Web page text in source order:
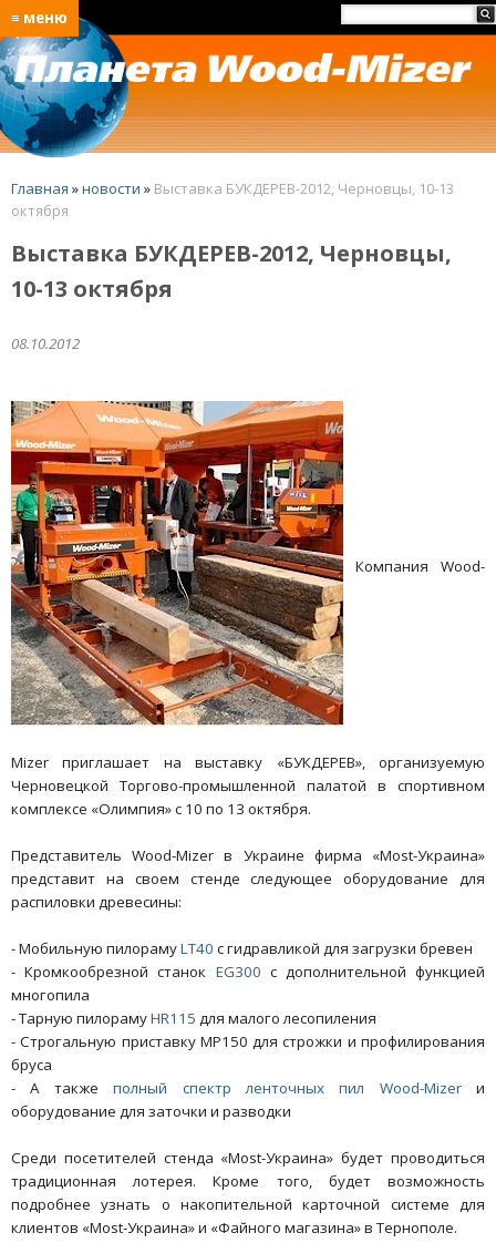
≡ меню
Главная »новости » Выставка БУКДЕРЕВ-2012, Черновцы, 10-13
октября
Выставка БУКДЕРЕВ-2012, Черновцы,
10-13 октября
08.10.2012
Компания Wood-
Mizer приглашает на выставку «БУКДЕРЕВ», организуемую
Черновецкой Торгово-промышленной палатой в спортивном
комплексе «Олимпия» с 10 по 13 октября.
Представитель Wood-Mizer в Украине фирма «Most-Украина»
представит на своем стенде следующее оборудование для
распиловки древесины:
- Мобильную пилорамуLT40 с гидравликой для загрузки бревен
- Кромкообрезной станок EG300 с дополнительной функцией
многопила
- Тарную пилорамуHR115 для малого лесопиления
- Строгальную приставку MP150 для строжки и профилирования
бруса
- А такжеполный спектр ленточных пил Wood-Mizerи
оборудование для заточки и разводки
Среди посетителей стенда «Most-Украина» будет проводиться
традиционная лотерея. Кроме того, будет возможность
подробнее узнать о накопительной карточной системе для
клиентов «Most-Украина» и «Файного магазина» в Тернополе.